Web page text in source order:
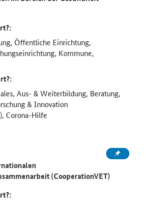
Öffentliche Einrichtung,
Kommune,
Aus- & Weiterbildung, Beratung,
& Innovation
Corona-Hilfe
(CooperationVET)